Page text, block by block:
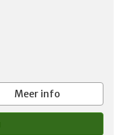
Meer info